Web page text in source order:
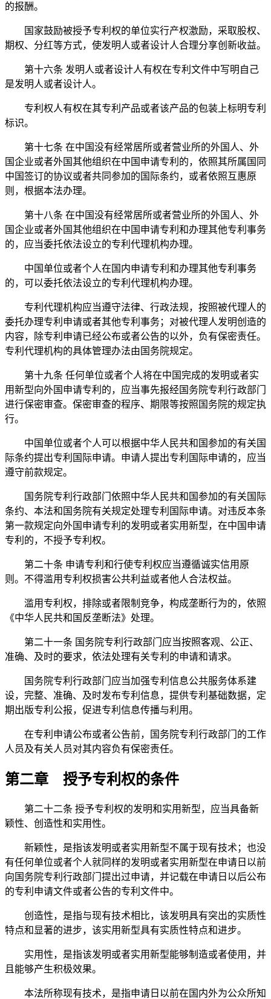
的报酬。
国家鼓励被授予专利权的单位实行产权激励，采取股权、
期权、分红等方式，使发明人或者设计人合理分享创新收益。
第十六条 发明人或者设计人有权在专利文件中写明自己
是发明人或者设计人。
专利权人有权在其专利产品或者该产品的包装上标明专利
标识。
第十七条 在中国没有经常居所或者营业所的外国人、外
国企业或者外国其他组织在中国申请专利的，依照其所属国同
中国签订的协议或者共同参加的国际条约，或者依照互惠原
则，根据本法办理。
第十八条 在中国没有经常居所或者营业所的外国人、外
国企业或者外国其他组织在中国申请专利和办理其他专利事务
的，应当委托依法设立的专利代理机构办理。
中国单位或者个人在国内申请专利和办理其他专利事务
的，可以委托依法设立的专利代理机构办理。
专利代理机构应当遵守法律、行政法规，按照被代理人的
委托办理专利申请或者其他专利事务；对被代理人发明创造的
内容，除专利申请已经公布或者公告的以外，负有保密责任。
专利代理机构的具体管理办法由国务院规定。
第十九条 任何单位或者个人将在中国完成的发明或者实
用新型向外国申请专利的，应当事先报经国务院专利行政部门
进行保密审查。保密审查的程序、期限等按照国务院的规定执
行。
中国单位或者个人可以根据中华人民共和国参加的有关国
际条约提出专利国际申请。申请人提出专利国际申请的，应当
遵守前款规定。
国务院专利行政部门依照中华人民共和国参加的有关国际
条约、本法和国务院有关规定处理专利国际申请。对违反本条
第一款规定向外国申请专利的发明或者实用新型，在中国申请
专利的，不授予专利权。
第二十条 申请专利和行使专利权应当遵循诚实信用原
则。不得滥用专利权损害公共利益或者他人合法权益。
滥用专利权，排除或者限制竞争，构成垄断行为的，依照
《中华人民共和国反垄断法》处理。
第二十一条 国务院专利行政部门 应当按照客观、公正、
准确、及时的要求，依法处理有关专利的申请和请求。
国务院专利行政部门应当加强专利信息公共服务体系建
设，完整、准确、及时发布专利信息，提供专利基础数据，定
期出版专利公报，促进专利信息传播与利用。
在专利申请公布或者公告前，国务院专利行政部门的工作
人员及有关人员对其内容负有保密责任。
第二章 授予专利权的条件
第二十二条 授予专利权的发明和实用新型，应当具备新
颖性、创造性和实用性。
新颖性，是指该发明或者实用新型不属于现有技术；也没
有任何单位或者个人就同样的发明或者实用新型在申请日以前
向国务院专利行政部门提出过申请，并记载在申请日以后公布
的专利申请文件或者公告的专利文件中。
创造性，是指与现有技术相比，该发明具有突出的实质性
特点和显著的进步，该实用新型具有实质性特点和进步。
实用性，是指该发明或者实用新型能够制造或者使用，并
且能够产生积极效果。
本法所称现有技术，是指申请日以前在国内外为公众所知